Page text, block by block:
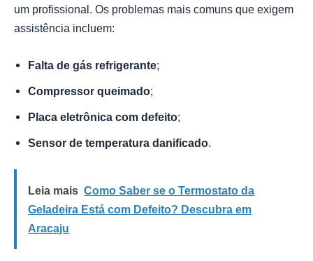
um profissional. Os problemas mais comuns que exigem
assistência incluem:
Falta de gás refrigerante;
Compressor queimado;
Placa eletrônica com defeito;
Sensor de temperatura danificado.
Leia mais Como Saber se o Termostato da
Geladeira Está com Defeito? Descubra em
Aracaju